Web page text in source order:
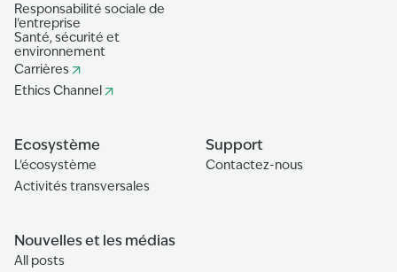
Responsabilité sociale de
l'entreprise
Santé, sécurité et
environnement
Carrières
Ethics Channel
Ecosystème
L'écosystème
Activités transversales
Support
Contactez-nous
Nouvelles et les médias
All posts